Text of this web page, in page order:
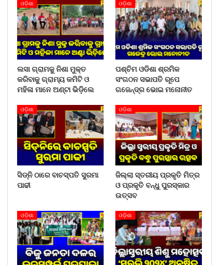
ଓଡ଼ିଶା
ଲସା ଗ୍ରାମକୁ ନିଶା ମୁକ୍ତ
କରିବାକୁ ଗ୍ରାମ୍ୟ କମିଟି ଓ
ମହିଳା ମାନେ ଅଣ୍ଟା ଭିଡ଼ିଲେ
ଓଡ଼ିଶା
ପଶ୍ଚିମ ଓଡିଶା ଶ୍ରମିକ
ସଂଗଠନ ସଭାପତି ରୂପେ
ଗଜେନ୍ଦ୍ର ଭୋଇ ମନୋନୀତ
ଓଡ଼ିଶା
ସିଡ୍‌ନି ଠାରେ ବାଚସ୍ପତି ସୁରମା
ପାଢୀ
ଓଡ଼ିଶା
ଜିଲ୍ଲା ସ୍ତରୀୟ ପ୍ରକୃତି ମିତ୍ର
ଓ ପ୍ରକୃତି ବନ୍ଧୁ ପୁରସ୍କାର
ଉତ୍ସବ
ଓଡ଼ିଶା ଓଡ଼ିଶା